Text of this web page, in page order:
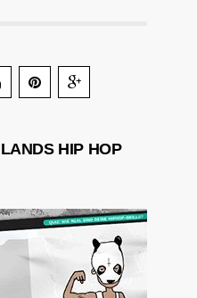
HIP HOP